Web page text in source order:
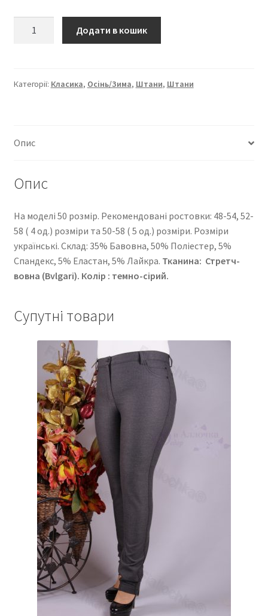
кількість
Додати в кошик
Категорії: Класика, Осінь/Зима, Штани, Штани
Опис
Опис
На моделі 50 розмір. Рекомендовані ростовки: 48-54, 52-
58 ( 4 од.) розміри та 50-58 ( 5 од.) розміри. Розміри
українські. Cклад: 35% Бавовна, 50% Поліестер, 5%
Спандекс, 5% Еластан, 5% Лайкра. Тканина: Стретч-
вовна (Bvlgari). Колір : темно-сірий.
Супутні товари